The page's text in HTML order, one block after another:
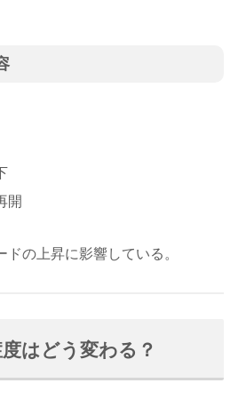
開
ドの上昇に影響している。
はどう変わる？